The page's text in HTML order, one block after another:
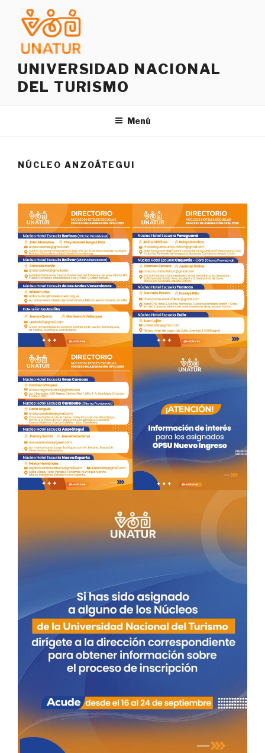
contenido
UNIVERSIDAD NACIONAL
DEL TURISMO
Menú
NÚCLEO ANZOÁTEGUI